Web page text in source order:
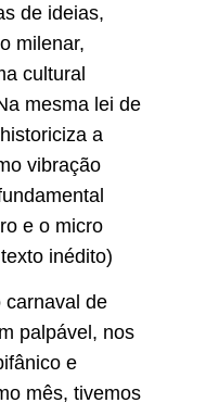
de ideias,
milenar,
cultural
mesma lei de
a
vibração
e o micro
inédito)
carnaval de
palpável, nos
e
mês, tivemos